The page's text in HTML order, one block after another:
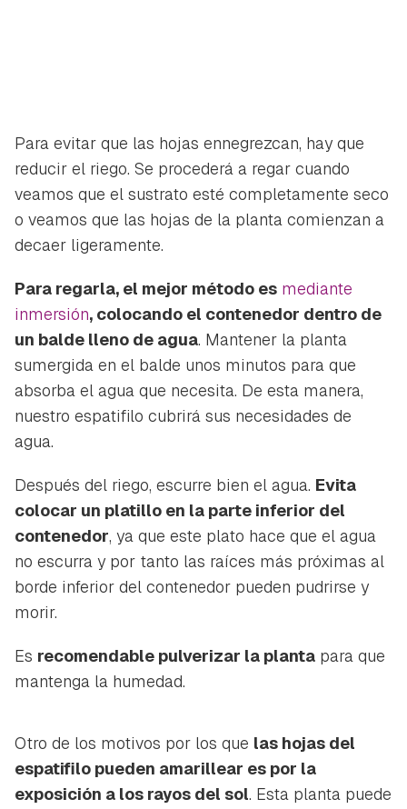
Guardar como favorito
Para poder guardar como favorito, primero has de
iniciar sesión con tu cuenta de Hogarmanía.
Para evitar que las hojas ennegrezcan, hay que
reducir el riego. Se procederá a regar cuando
veamos que el sustrato esté completamente seco
o veamos que las hojas de la planta comienzan a
decaer ligeramente.
Para regarla, el mejor método es mediante
inmersión, colocando el contenedor dentro de
un balde lleno de agua. Mantener la planta
sumergida en el balde unos minutos para que
absorba el agua que necesita. De esta manera,
nuestro espatifilo cubrirá sus necesidades de
agua.
Después del riego, escurre bien el agua. Evita
colocar un platillo en la parte inferior del
contenedor, ya que este plato hace que el agua
no escurra y por tanto las raíces más próximas al
borde inferior del contenedor pueden pudrirse y
morir.
Es recomendable pulverizar la planta para que
mantenga la humedad.
Otro de los motivos por los que las hojas del
espatifilo pueden amarillear es por la
exposición a los rayos del sol. Esta planta puede
Contenido enviado
Gracias por suscribirte a nuestro boletín.